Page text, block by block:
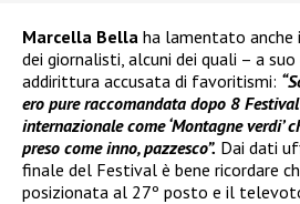
Marcella Bella ha lamentato
dei giornalisti, alcuni dei quali – a suo
addirittura accusata di favoritismi:
ero pure raccomandata dopo 8
internazionale come ‘Montagne verdi’
preso come inno, pazzesco”. Dai dati
finale del Festival è bene ricordare
posizionata al 27º posto e il